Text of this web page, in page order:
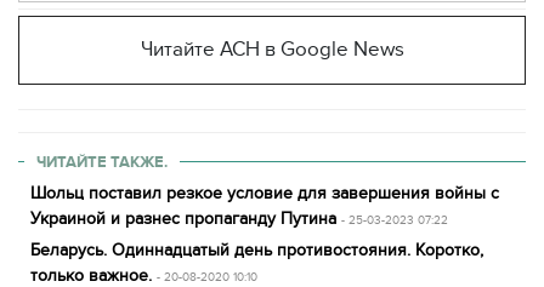
Читайте АСН в Google News
ЧИТАЙТЕ ТАКЖЕ.
Шольц поставил резкое условие для завершения войны с
Украиной и разнес пропаганду Путина - 25-03-2023 07:22
Беларусь. Одиннадцатый день противостояния. Коротко,
только важное. - 20-08-2020 10:10